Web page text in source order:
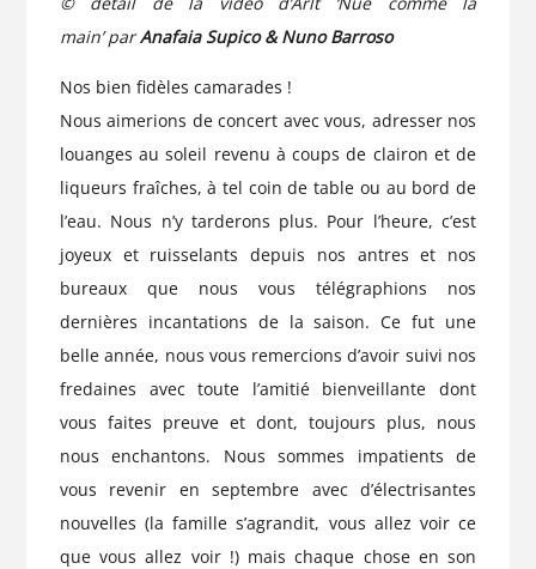
main’ parAnafaia Supico & Nuno Barroso
Nos bien fidèles camarades !
Nous aimerions de concert avec vous, adresser nos
louanges au soleil revenu à coups de clairon et de
liqueurs fraîches, à tel coin de table ou au bord de
l’eau. Nous n’y tarderons plus. Pour l’heure, c’est
joyeux et ruisselants depuis nos antres et nos
bureaux que nous vous télégraphions nos
dernières incantations de la saison. Ce fut une
belle année, nous vous remercions d’avoir suivi nos
fredaines avec toute l’amitié bienveillante dont
vous faites preuve et dont, toujours plus, nous
nous enchantons. Nous sommes impatients de
vous revenir en septembre avec d’électrisantes
nouvelles (la famille s’agrandit, vous allez voir ce
que vous allez voir !) mais chaque chose en son